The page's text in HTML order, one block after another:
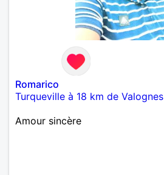
Romarico
Turqueville à 18 km de Valognes
Amour sincère